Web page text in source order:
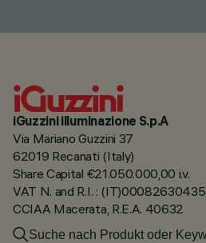
iGuzzini illuminazione S.p.A
Via Mariano Guzzini 37
62019 Recanati (Italy)
Share Capital €21.050.000,00 i.v.
VAT N. and R.I. : (IT)00082630435
CCIAA Macerata, R.E.A. 40632